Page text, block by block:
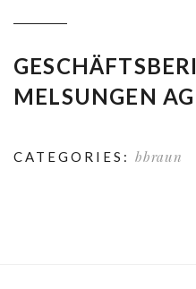
MELSUNGEN
CATEGORIES: bbraun